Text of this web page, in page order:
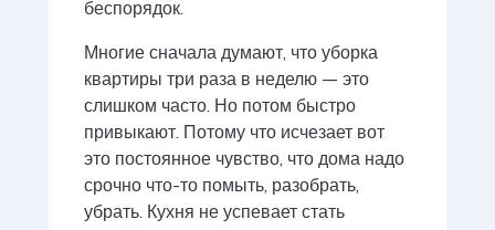
беспорядок.
Многие сначала думают, что уборка
квартиры три раза в неделю — это
слишком часто. Но потом быстро
привыкают. Потому что исчезает вот
это постоянное чувство, что дома надо
срочно что-то помыть, разобрать,
убрать. Кухня не успевает стать